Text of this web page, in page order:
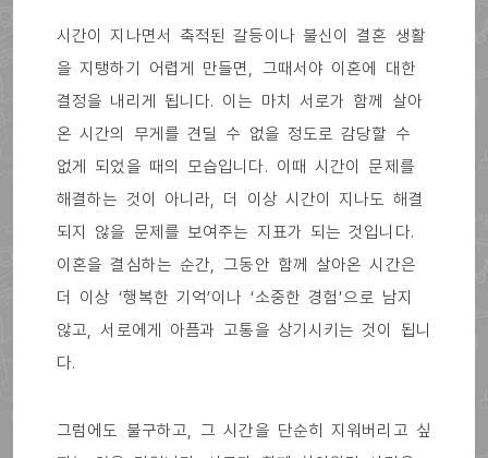
시간이 지나면서 축적된 갈등이나 불신이 결혼 생활
을 지탱하기 어렵게 만들면, 그때서야 이혼에 대한
결정을 내리게 됩니다. 이는 마치 서로가 함께 살아
온 시간의 무게를 견딜 수 없을 정도로 감당할 수
없게 되었을 때의 모습입니다. 이때 시간이 문제를
해결하는 것이 아니라, 더 이상 시간이 지나도 해결
되지 않을 문제를 보여주는 지표가 되는 것입니다.
이혼을 결심하는 순간, 그동안 함께 살아온 시간은
더 이상 ‘행복한 기억’이나 ‘소중한 경험’으로 남지
않고, 서로에게 아픔과 고통을 상기시키는 것이 됩니
다.
그럼에도 불구하고, 그 시간을 단순히 지워버리고 싶